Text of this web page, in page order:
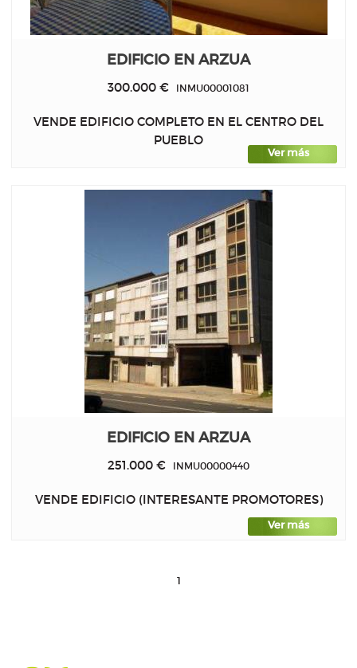
EDIFICIO EN ARZUA
300.000 € INMU00001081
VENDE EDIFICIO COMPLETO EN EL CENTRO DEL
PUEBLO
Ver más
EDIFICIO EN ARZUA
251.000 € INMU00000440
VENDE EDIFICIO (INTERESANTE PROMOTORES)
Ver más
1